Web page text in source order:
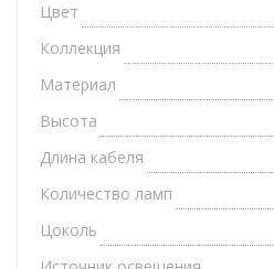
Цвет
Коллекция
Материал
Высота
Длина кабеля
Количество ламп
Цоколь